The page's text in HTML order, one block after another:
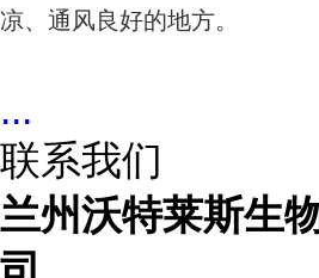
凉、通风良好的地方。
...
联系我们
兰州沃特莱斯生